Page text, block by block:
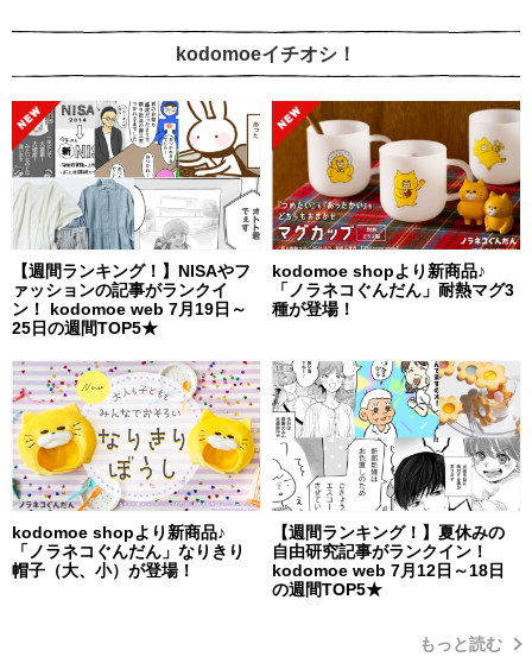
kodomoeイチオシ！
【週間ランキング！】NISAやフ
ァッションの記事がランクイ
ン！ kodomoe web 7月19日～
25日の週間TOP5★
kodomoe shopより新商品♪
「ノラネコぐんだん」耐熱マグ3
種が登場！
kodomoe shopより新商品♪
「ノラネコぐんだん」なりきり
帽子（大、小）が登場！
【週間ランキング！】夏休みの
自由研究記事がランクイン！
kodomoe web 7月12日～18日
の週間TOP5★
もっと読む